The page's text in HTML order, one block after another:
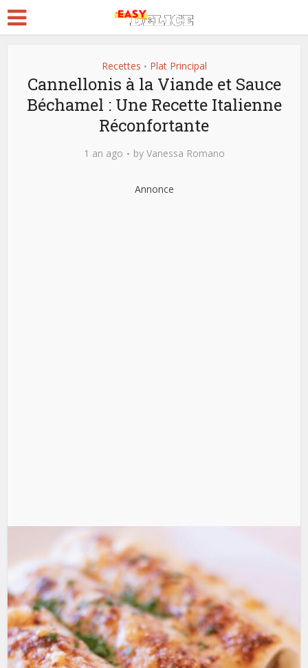
Recettes • Plat Principal
Cannellonis à la Viande et Sauce
Béchamel : Une Recette Italienne
Réconfortante
1 an ago by Vanessa Romano
Annonce